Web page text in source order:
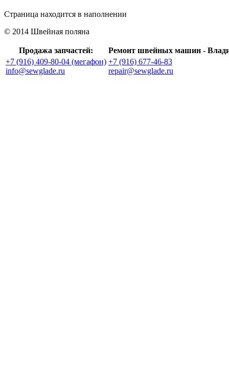
Страница находится в наполнении
© 2014 Швейная поляна
Продажа запчастей:
Ремонт швейных машин -
+7 (916) 409-80-04 (мегафон)
info@sewglade.ru
+7 (916) 677-46-83
repair@sewglade.ru